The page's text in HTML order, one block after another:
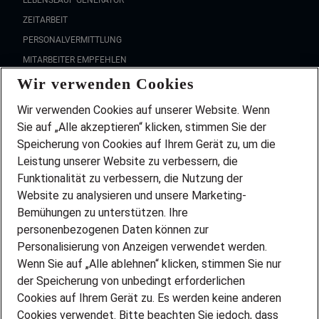
ZEITARBEIT
PERSONALVERMITTLUNG
MITARBEITER EMPFEHLEN
FAQ
Wir stellen ein!
DEINE BERUFSGRUPPE
DEINE LEBENSSITUATION
PARTNERSHIP WITH AIRBUS
INITIATIV BEWERBEN
ÜBER UNS
STANDORTE
BLOG
PRESSE
Wir verwenden Cookies
Wir verwenden Cookies auf unserer Website. Wenn
Sie auf „Alle akzeptieren“ klicken, stimmen Sie der
Speicherung von Cookies auf Ihrem Gerät zu, um die
Leistung unserer Website zu verbessern, die
Funktionalität zu verbessern, die Nutzung der
Website zu analysieren und unsere Marketing-
Bemühungen zu unterstützen. Ihre
personenbezogenen Daten können zur
Personalisierung von Anzeigen verwendet werden.
Wenn Sie auf „Alle ablehnen“ klicken, stimmen Sie nur
der Speicherung von unbedingt erforderlichen
Cookies auf Ihrem Gerät zu. Es werden keine anderen
Cookies verwendet. Bitte beachten Sie jedoch, dass